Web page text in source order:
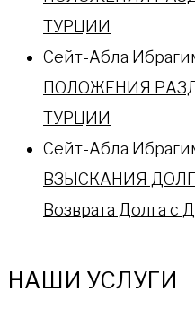
ТУРЦИИ
Сейт-Абла
ПОЛОЖЕНИЯ
ТУРЦИИ
Сейт-Абла
ВЗЫСКАНИЯ
Возврата Долга с
НАШИ УСЛУГИ